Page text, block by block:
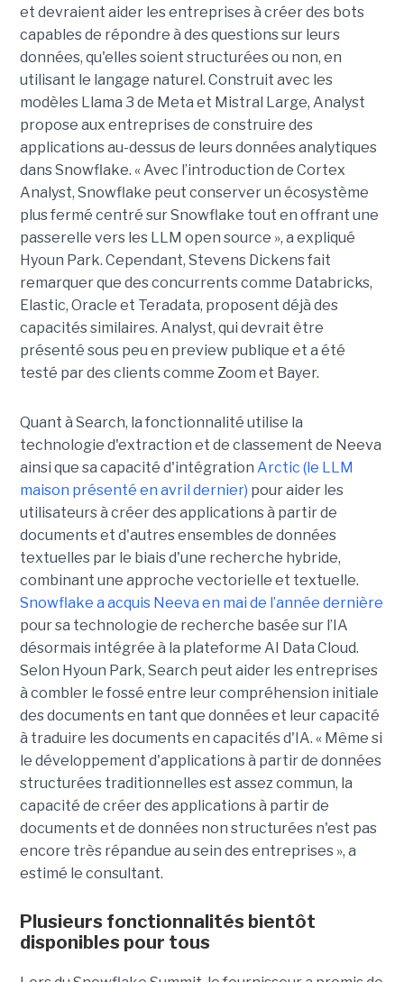
et devraient aider les entreprises à créer des bots
capables de répondre à des questions sur leurs
données, qu'elles soient structurées ou non, en
utilisant le langage naturel. Construit avec les
modèles Llama 3 de Meta et Mistral Large, Analyst
propose aux entreprises de construire des
applications au-dessus de leurs données analytiques
dans Snowflake. « Avec l’introduction de Cortex
Analyst, Snowflake peut conserver un écosystème
plus fermé centré sur Snowflake tout en offrant une
passerelle vers les LLM open source », a expliqué
Hyoun Park. Cependant, Stevens Dickens fait
remarquer que des concurrents comme Databricks,
Elastic, Oracle et Teradata, proposent déjà des
capacités similaires. Analyst, qui devrait être
présenté sous peu en preview publique et a été
testé par des clients comme Zoom et Bayer.
Quant à Search, la fonctionnalité utilise la
technologie d'extraction et de classement de Neeva
ainsi que sa capacité d'intégration Arctic (le LLM
maison présenté en avril dernier) pour aider les
utilisateurs à créer des applications à partir de
documents et d'autres ensembles de données
textuelles par le biais d'une recherche hybride,
combinant une approche vectorielle et textuelle.
Snowflake a acquis Neeva en mai de l’année dernière
pour sa technologie de recherche basée sur l’IA
désormais intégrée à la plateforme AI Data Cloud.
Selon Hyoun Park, Search peut aider les entreprises
à combler le fossé entre leur compréhension initiale
des documents en tant que données et leur capacité
à traduire les documents en capacités d'IA. « Même si
le développement d'applications à partir de données
structurées traditionnelles est assez commun, la
capacité de créer des applications à partir de
documents et de données non structurées n'est pas
encore très répandue au sein des entreprises », a
estimé le consultant.
Plusieurs fonctionnalités bientôt
disponibles pour tous